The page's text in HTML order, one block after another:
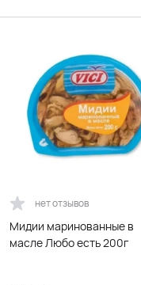
нет отзывов
Мидии маринованные в
масле Любо есть 200г